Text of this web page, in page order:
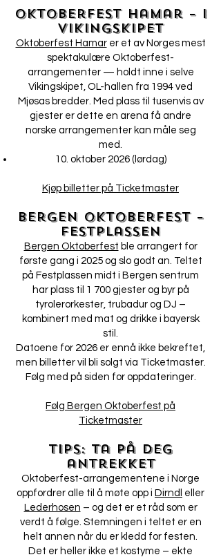
Oktoberfest Hamar – i
Vikingskipet
Oktoberfest Hamarer et av Norges mest
spektakulære Oktoberfest-
arrangementer — holdt inne i selve
Vikingskipet, OL-hallen fra 1994 ved
Mjøsas bredder. Med plass til tusenvis av
gjester er dette en arena få andre
norske arrangementer kan måle seg
med.
10. oktober 2026 (lørdag)
Kjøp billetter på Ticketmaster
Bergen Oktoberfest –
Festplassen
Bergen Oktoberfest ble arrangert for
første gang i 2025 og slo godt an. Teltet
på Festplassen midt i Bergen sentrum
har plass til 1 700 gjester og byr på
tyrolerorkester, trubadur og DJ –
kombinert med mat og drikke i bayersk
stil.
Datoene for 2026 er ennå ikke bekreftet,
men billetter vil bli solgt via Ticketmaster.
Følg med på siden for oppdateringer.
Følg Bergen Oktoberfest på
Ticketmaster
Tips: Ta på deg
antrekket
Oktoberfest-arrangementene i Norge
oppfordrer alle til å møte opp i Dirndl eller
Lederhosen – og det er et råd som er
verdt å følge. Stemningen i teltet er en
helt annen når du er kledd for festen.
Det er heller ikke et kostyme – ekte